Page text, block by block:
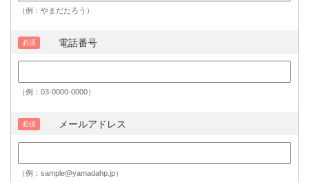
（例：やまだたろう）
電話番号
必須
（例：03-0000-0000）
メールアドレス
必須
（例：sample@yamadahp.jp）